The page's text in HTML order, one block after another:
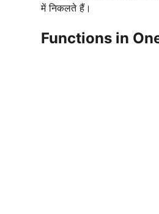
में निकलते हैं।
Functions in